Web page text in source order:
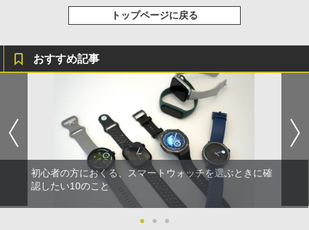
トップページに戻る
おすすめ記事
初心者の方におくる、スマートウォッチを選ぶときに確
認したい10のこと
● ● ●